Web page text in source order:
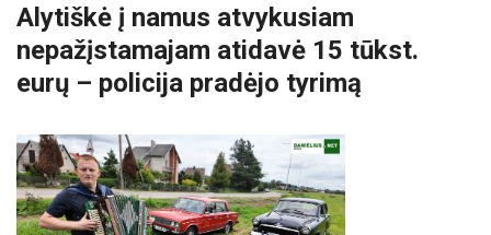
Alytiškė į namus atvykusiam
nepažįstamajam atidavė 15 tūkst.
eurų – policija pradėjo tyrimą